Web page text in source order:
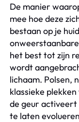
De manier
mee hoe deze
bestaan op je
het best tot zijn
wordt
lichaam. Polsen,
klassieke
de geur activeert
te laten